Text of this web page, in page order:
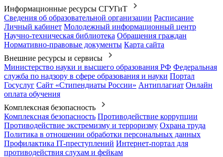
Информационные ресурсы СГУГиТ
Сведения об образовательной организации Расписание
Личный кабинет Молодежный информационный центр
Научно-техническая библиотека Обращения граждан
Нормативно-правовые документы Карта сайта
Внешние ресурсы и сервисы
Министерство науки и высшего образования РФ Федеральная
служба по надзору в сфере образования и науки Портал
Госуслуг Сайт «Стипендиаты России» Антиплагиат Онлайн
оплата обучения
Комплексная безопасность
Комплексная безопасность Противодействие коррупции
Противодействие экстремизму и терроризму Охрана труда
Политика в отношении обработки персональных данных
Профилактика IT-преступлений Интернет-портал для
противодействия слухам и фейкам